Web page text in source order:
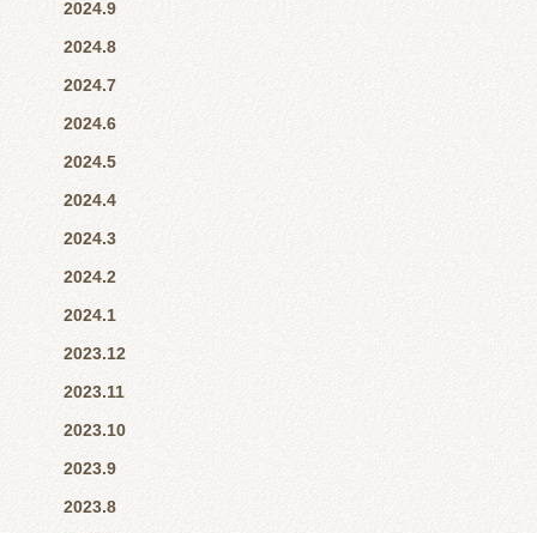
2024.9
2024.8
2024.7
2024.6
2024.5
2024.4
2024.3
2024.2
2024.1
2023.12
2023.11
2023.10
2023.9
2023.8